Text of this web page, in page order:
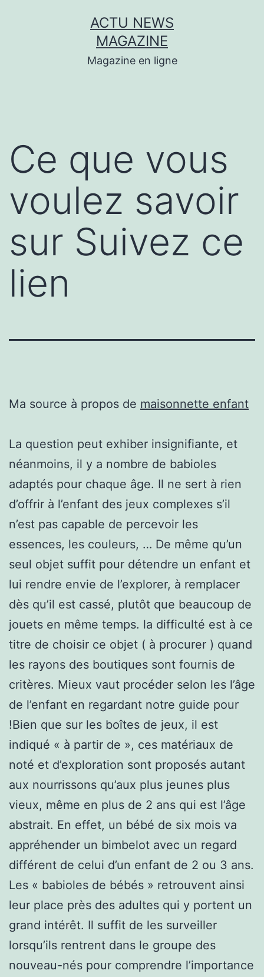
ACTU NEWS
MAGAZINE
Magazine en ligne
Ce que vous
voulez savoir
sur Suivez ce
lien
Ma source à propos de maisonnette enfant
La question peut exhiber insignifiante, et
néanmoins, il y a nombre de babioles
adaptés pour chaque âge. Il ne sert à rien
d’offrir à l’enfant des jeux complexes s’il
n’est pas capable de percevoir les
essences, les couleurs, … De même qu’un
seul objet suffit pour détendre un enfant et
lui rendre envie de l’explorer, à remplacer
dès qu’il est cassé, plutôt que beaucoup de
jouets en même temps. la difficulté est à ce
titre de choisir ce objet ( à procurer ) quand
les rayons des boutiques sont fournis de
critères. Mieux vaut procéder selon les l’âge
de l’enfant en regardant notre guide pour
!Bien que sur les boîtes de jeux, il est
indiqué « à partir de », ces matériaux de
noté et d’exploration sont proposés autant
aux nourrissons qu’aux plus jeunes plus
vieux, même en plus de 2 ans qui est l’âge
abstrait. En effet, un bébé de six mois va
appréhender un bimbelot avec un regard
différent de celui d’un enfant de 2 ou 3 ans.
Les « babioles de bébés » retrouvent ainsi
leur place près des adultes qui y portent un
grand intérêt. Il suffit de les surveiller
lorsqu’ils rentrent dans le groupe des
nouveau-nés pour comprendre l’importance